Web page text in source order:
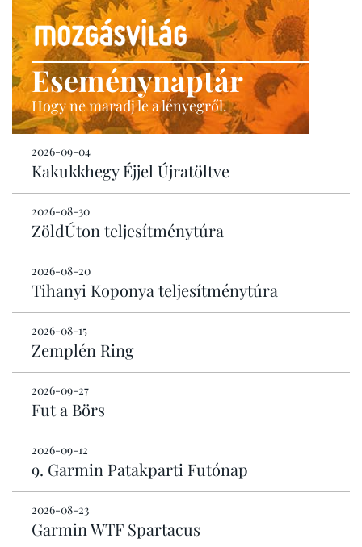
Eseménynaptár
Hogy ne maradj le a lényegről.
2026-09-04
Kakukkhegy Éjjel Újratöltve
2026-08-30
ZöldÚton teljesítménytúra
2026-08-20
Tihanyi Koponya teljesítménytúra
2026-08-15
Zemplén Ring
2026-09-27
Fut a Börs
2026-09-12
9. Garmin Patakparti Futónap
2026-08-23
Garmin WTF Spartacus